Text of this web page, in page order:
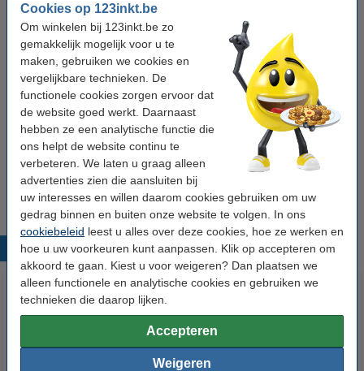
Cookies op 123inkt.be
Om winkelen bij 123inkt.be zo
gemakkelijk mogelijk voor u te
maken, gebruiken we cookies en
vergelijkbare technieken. De
functionele cookies zorgen ervoor dat
de website goed werkt. Daarnaast
hebben ze een analytische functie die
ons helpt de website continu te
verbeteren. We laten u graag alleen
advertenties zien die aansluiten bij
uw interesses en willen daarom cookies gebruiken om uw
gedrag binnen en buiten onze website te volgen. In ons
cookiebeleid leest u alles over deze cookies, hoe ze werken en
hoe u uw voorkeuren kunt aanpassen. Klik op accepteren om
akkoord te gaan. Kiest u voor weigeren? Dan plaatsen we
alleen functionele en analytische cookies en gebruiken we
technieken die daarop lijken.
Accepteren
Weigeren
Afmetingen: 250 x 353 mm
Aantal:
Ons artikelnr: 302455
Tip: verzendetiketten meebestellen
123inkt universele verzendetiketten A4 105 x
148 mm wit (400 etiketten) FSC® Mix Credit
€ 23,50
Populaire producten